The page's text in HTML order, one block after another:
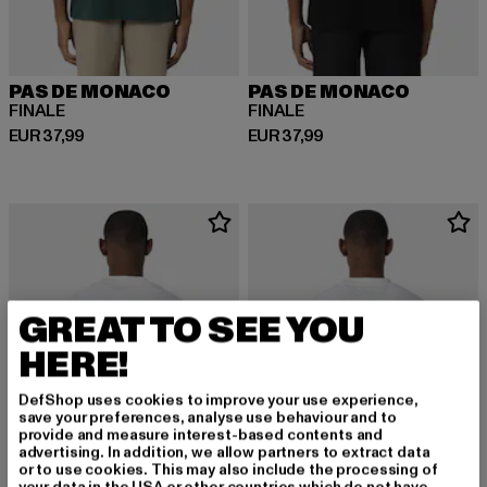
PAS DE MONACO
FINALE
EUR 37,99
Derzeitiger Preis: EUR 37,99
PAS DE MONACO
FINALE
EUR 37,99
Derzeitiger Preis: EUR 37,99
GREAT TO SEE YOU
HERE!
DefShop uses cookies to improve your use experience,
save your preferences, analyse use behaviour and to
provide and measure interest-based contents and
advertising. In addition, we allow partners to extract data
or to use cookies. This may also include the processing of